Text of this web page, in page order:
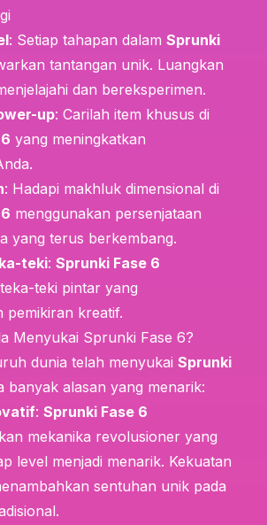
: Setiap tahapan dalam Sprunki
tantangan unik. Luangkan
dan bereksperimen.
up: Carilah item khusus di
yang meningkatkan
: Hadapi makhluk dimensional di
menggunakan persenjataan
yang terus berkembang.
teki: Sprunki Fase 6
teki pintar yang
pemikiran kreatif.
Menyukai Sprunki Fase 6?
dunia telah menyukai Sprunki
banyak alasan yang menarik:
: Sprunki Fase 6
mekanika revolusioner yang
level menjadi menarik. Kekuatan
sentuhan unik pada